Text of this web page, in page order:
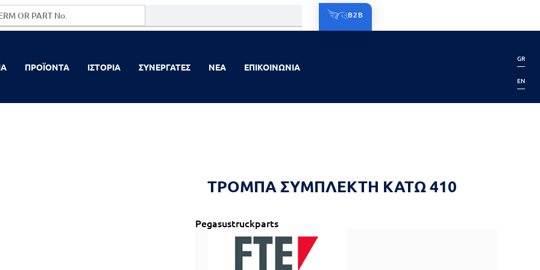
B2B
ΠΡΟΪΟΝΤΑ ΙΣΤΟΡΙΑ ΣΥΝΕΡΓΑΤΕΣ NEA ΕΠΙΚΟΙΝΩΝΙΑ
GR
EN
ΤΡΟΜΠΑ ΣΥΜΠΛΕΚΤΗ ΚΑΤΩ 410
Pegasustruckparts